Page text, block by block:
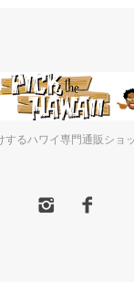
するハワイ専門通販シ